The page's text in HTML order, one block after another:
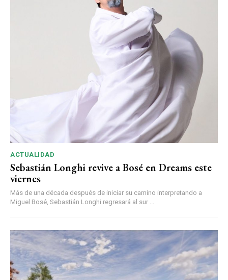
ACTUALIDAD
Sebastián Longhi revive a Bosé en Dreams este
viernes
Más de una década después de iniciar su camino interpretando a
Miguel Bosé, Sebastián Longhi regresará al sur ...